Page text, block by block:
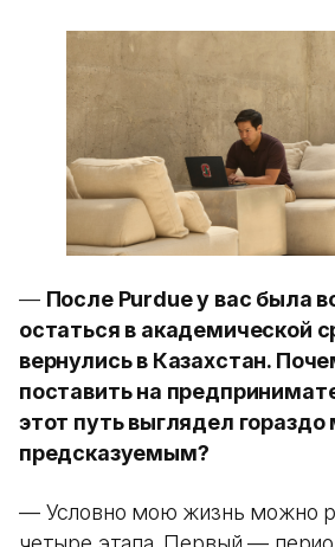
— После Purdue у вас была
остаться в академической
вернулись в Казахстан.
поставить на
этот путь выглядел гораздо
предсказуемым?
— Условно мою жизнь можно